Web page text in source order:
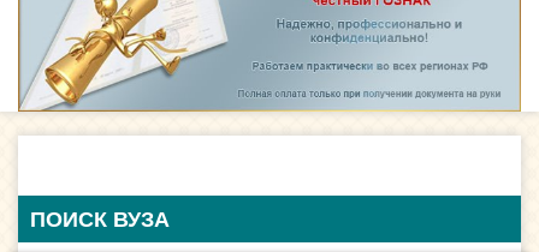
ПОИСК ВУЗА